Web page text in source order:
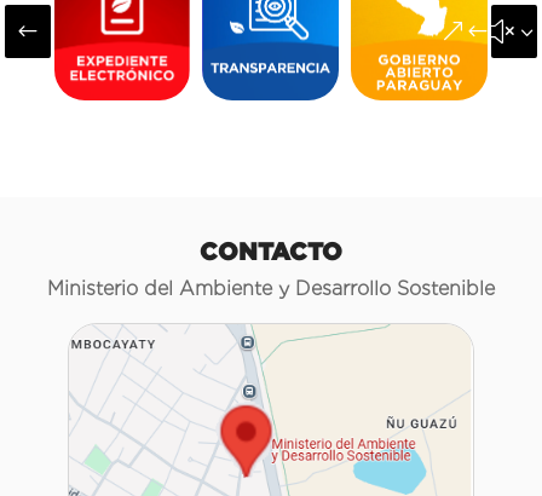
#
CONTACTO
Ministerio del Ambiente y Desarrollo Sostenible